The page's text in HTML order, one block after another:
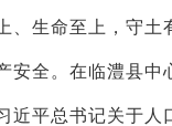
、生命至上，守
安全。在临澧县
近平总书记关于